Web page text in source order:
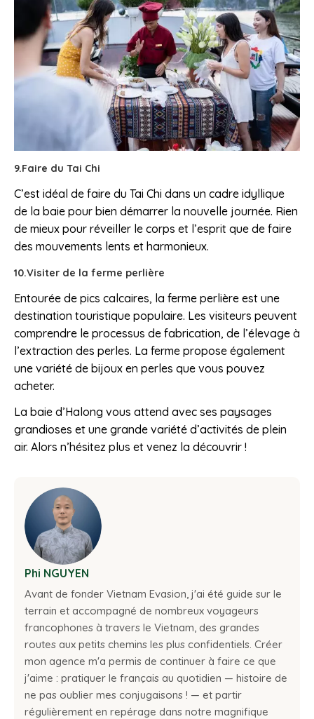
9.Faire du Tai Chi
C’est idéal de faire du Tai Chi dans un cadre idyllique
de la baie pour bien démarrer la nouvelle journée. Rien
de mieux pour réveiller le corps et l’esprit que de faire
des mouvements lents et harmonieux.
10.Visiter de la ferme perlière
Entourée de pics calcaires, la ferme perlière est une
destination touristique populaire. Les visiteurs peuvent
comprendre le processus de fabrication, de l’élevage à
l’extraction des perles. La ferme propose également
une variété de bijoux en perles que vous pouvez
acheter.
La baie d’Halong vous attend avec ses paysages
grandioses et une grande variété d’activités de plein
air. Alors n’hésitez plus et venez la découvrir !
Phi NGUYEN
Avant de fonder Vietnam Evasion, j'ai été guide sur le
terrain et accompagné de nombreux voyageurs
francophones à travers le Vietnam, des grandes
routes aux petits chemins les plus confidentiels. Créer
mon agence m'a permis de continuer à faire ce que
j'aime : pratiquer le français au quotidien — histoire de
ne pas oublier mes conjugaisons ! — et partir
régulièrement en repérage dans notre magnifique